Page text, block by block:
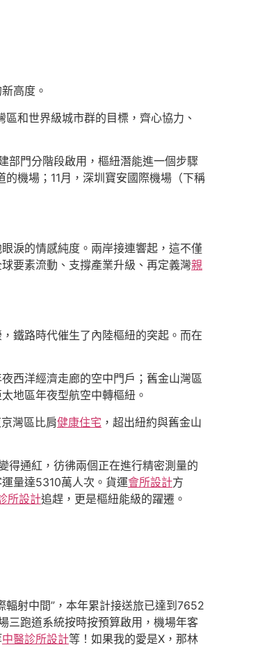
高度。
和世界級城市群的目標，齊心協力、
部門分階段啟用，樞紐潛能進一個步驟
機場；11月，深圳寶安國際機場（下稱
淚的情感純度。兩岸接連響起，這不僅
要素流動、支撐產業升級、再定義灣親
鐵路時代催生了內陸樞紐的突起。而在
西洋經濟走廊的空中門戶；舊金山灣區
地區年夜型航空中轉樞紐。
灣區比肩健康住宅 ，超出紐約與舊金山
得通紅，彷彿兩個正在進行精密測量的
量達5310萬人次。貨運會所設計方
所設計追趕，更是樞紐能級的躍遷。
輻射中間”，本年累計接送旅已達到7652
三跑道系統按時按預算啟用，機場年客
中醫診所設計等！如果我的愛是X，那林